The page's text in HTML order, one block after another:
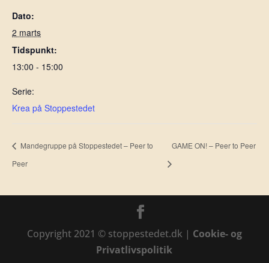
Dato:
2 marts
Tidspunkt:
13:00 - 15:00
Serie:
Krea på Stoppestedet
Mandegruppe på Stoppestedet – Peer to
Peer
GAME ON! – Peer to Peer
Copyright 2021 © stoppestedet.dk | Cookie- og
Privatlivspolitik